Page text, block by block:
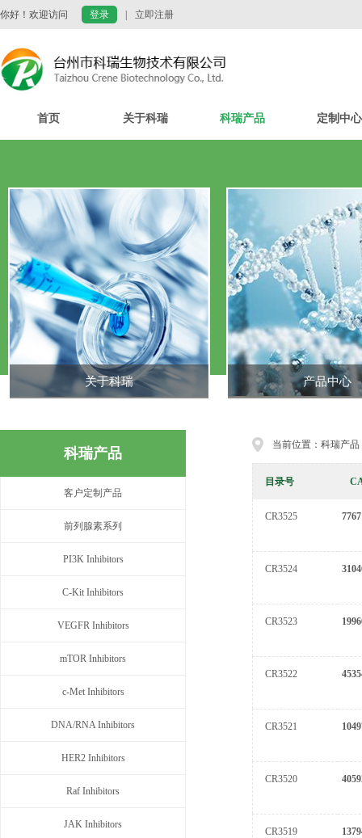
你好！欢迎访问 登录 立即注册
首页 关于科瑞 科瑞产品 定制中心
关于科瑞 产品中心
科瑞产品
客户定制产品
前列腺素系列
PI3K Inhibitors
C-Kit Inhibitors
VEGFR Inhibitors
mTOR Inhibitors
c-Met Inhibitors
DNA/RNA Inhibitors
HER2 Inhibitors
Raf Inhibitors
JAK Inhibitors
当前位置：科瑞产品
目录号
CR3525
CR3524
CR3523
CR3522
CR3521
CR3520
CR3519